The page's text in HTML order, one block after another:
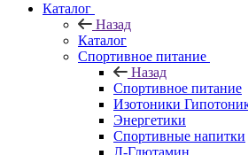
Каталог
Назад
Каталог
Спортивное питание
Назад
Спортивное питание
Изотоники
Энергетики
Спортивные напитки
Л-Глютамин